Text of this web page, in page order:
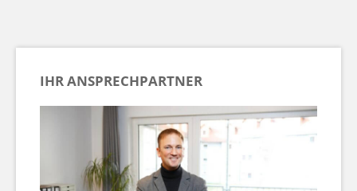
IHR ANSPRECHPARTNER